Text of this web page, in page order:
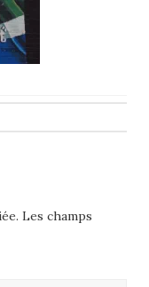
Les champs